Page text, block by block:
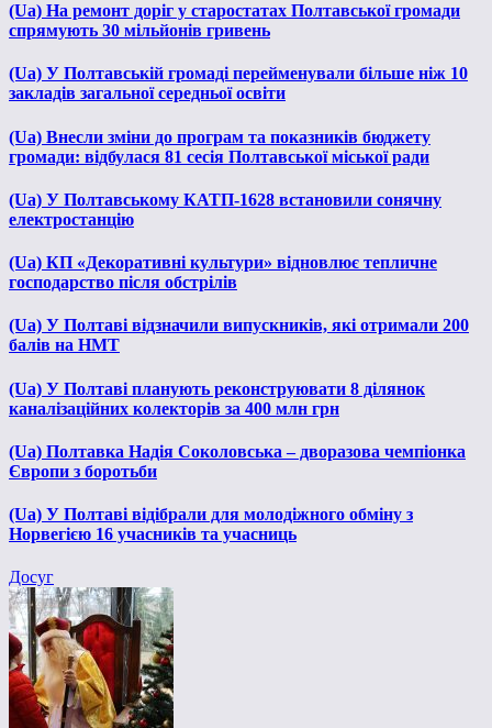
(Ua) На ремонт доріг у старостатах Полтавської громади
спрямують 30 мільйонів гривень
(Ua) У Полтавській громаді перейменували більше ніж 10
закладів загальної середньої освіти
(Ua) Внесли зміни до програм та показників бюджету
громади: відбулася 81 сесія Полтавської міської ради
(Ua) У Полтавському КАТП-1628 встановили сонячну
електростанцію
(Ua) КП «Декоративні культури» відновлює тепличне
господарство після обстрілів
(Ua) У Полтаві відзначили випускників, які отримали 200
балів на НМТ
(Ua) У Полтаві планують реконструювати 8 ділянок
каналізаційних колекторів за 400 млн грн
(Ua) Полтавка Надія Соколовська – дворазова чемпіонка
Європи з боротьби
(Ua) У Полтаві відібрали для молодіжного обміну з
Норвегією 16 учасників та учасниць
Досуг